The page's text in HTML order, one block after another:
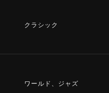
クラシック
ワールド、ジャズ